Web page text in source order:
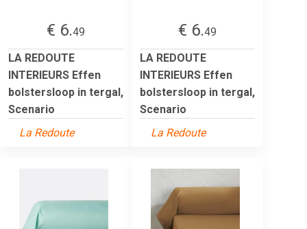
€ 6.49
LA REDOUTE
INTERIEURS Effen
bolstersloop in tergal,
Scenario
La Redoute
€ 6.49
LA REDOUTE
INTERIEURS Effen
bolstersloop in tergal,
Scenario
La Redoute